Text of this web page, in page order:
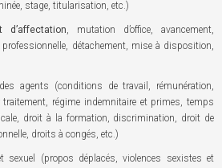
stage, titularisation, etc.)
d’affectation, mutation d’office, avancement,
détachement, mise à disposition,
agents (conditions de travail, rémunération,
régime indemnitaire et primes, temps
droit à la formation, discrimination, droit de
droits à congés, etc.)
sexuel (propos déplacés, violences sexistes et